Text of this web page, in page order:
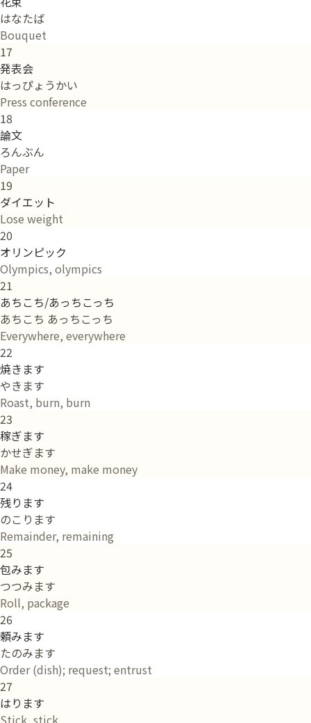
はなたば
Bouquet
17
発表会
はっぴょうかい
Press conference
18
論文
ろんぶん
Paper
19
ダイエット
Lose weight
20
オリンピック
Olympics, olympics
21
あちこち/あっちこっち
あちこち あっちこっち
Everywhere, everywhere
22
焼きます
やきます
Roast, burn, burn
23
稼ぎます
かせぎます
Make money, make money
24
残ります
のこります
Remainder, remaining
25
包みます
つつみます
Roll, package
26
頼みます
たのみます
Order (dish); request; entrust
27
はります
Stick, stick